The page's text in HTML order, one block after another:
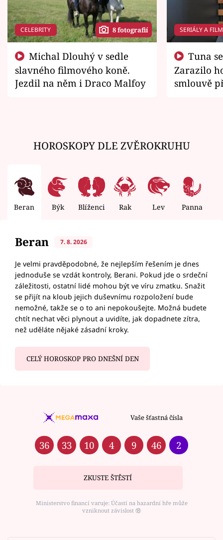
CELEBRITY 8 fotografií
slavného filmového koně.
Jezdil na něm i Draco Malfoy
SERIÁLY A
Zarazilo
smlouvě
HOROSKOPY DLE ZVĚROKRUHU
Beran Býk Blíženci Rak Lev Panna
Beran 7. 8. 2026
Je velmi pravděpodobné, že nejlepším řešením je dnes
jednoduše se vzdát kontroly, Berani. Pokud jde o srdeční
záležitosti, ostatní lidé mohou být ve víru zmatku. Snažit
se přijít na kloub jejich duševnímu rozpoložení bude
nemožné, takže se o to ani nepokoušejte. Možná budete
chtít nechat věci plynout a uvidíte, jak dopadnete zítra,
než uděláte nějaké zásadní kroky.
CELÝ HOROSKOP PRO DNEŠNÍ DEN
Vaše šťastná čísla
36 33 10 4 9 46 2
ZKUSTE ŠTĚSTÍ
Ministerstvo financí varuje: Účastí na hazardní hře může
vzniknout závislost ⑱